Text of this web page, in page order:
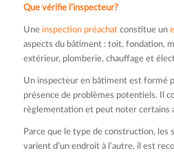
Que vérifie l’inspecteur?
Une inspection préachatconstitue un
aspects du bâtiment : toit, fondation,
extérieur, plomberie, chauffage et
Un inspecteur en bâtiment est formé
présence de problèmes potentiels. Il
règlementation et peut noter certains
Parce que le type de construction, les
varient d’un endroit à l’autre, il est